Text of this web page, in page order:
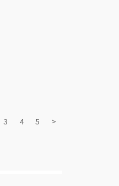
3 4 5 >